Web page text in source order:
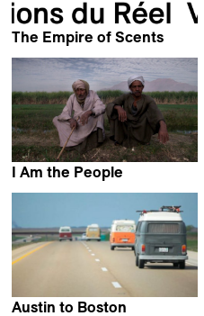
The Empire of Scents
I Am the People
Austin to Boston